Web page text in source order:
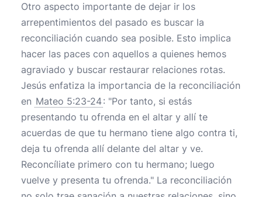
Otro aspecto importante de dejar ir los
arrepentimientos del pasado es buscar la
reconciliación cuando sea posible. Esto implica
hacer las paces con aquellos a quienes hemos
agraviado y buscar restaurar relaciones rotas.
Jesús enfatiza la importancia de la reconciliación
en Mateo 5:23-24: "Por tanto, si estás
presentando tu ofrenda en el altar y allí te
acuerdas de que tu hermano tiene algo contra ti,
deja tu ofrenda allí delante del altar y ve.
Reconcíliate primero con tu hermano; luego
vuelve y presenta tu ofrenda." La reconciliación